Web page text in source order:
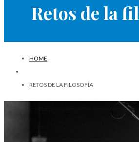
Retos de la
HOME
RETOS DE LA FILOSOFÍA